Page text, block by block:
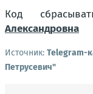
Код
Александровна
Источник: Telegram-
Петрусевич"